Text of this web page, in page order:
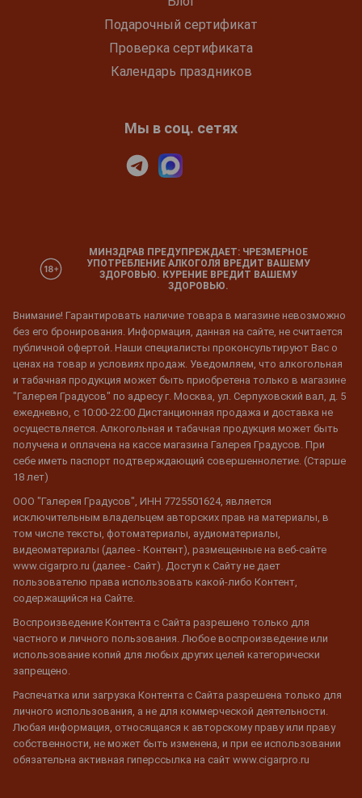
Подарочный сертификат
Проверка сертификата
Календарь праздников
Мы в соц. сетях
МИНЗДРАВ ПРЕДУПРЕЖДАЕТ: ЧРЕЗМЕРНОЕ
УПОТРЕБЛЕНИЕ АЛКОГОЛЯ ВРЕДИТ ВАШЕМУ
ЗДОРОВЬЮ. КУРЕНИЕ ВРЕДИТ ВАШЕМУ
ЗДОРОВЬЮ.
Внимание! Гарантировать наличие товара в магазине невозможно
без его бронирования. Информация, данная на сайте, не считается
публичной офертой. Наши специалисты проконсультируют Вас о
ценах на товар и условиях продаж. Уведомляем, что алкогольная
и табачная продукция может быть приобретена только в магазине
"Галерея Градусов" по адресу г. Москва, ул. Серпуховский вал, д. 5
ежедневно, с 10:00-22:00 Дистанционная продажа и доставка не
осуществляется. Алкогольная и табачная продукция может быть
получена и оплачена на кассе магазина Галерея Градусов. При
себе иметь паспорт подтверждающий совершеннолетие. (Старше
18 лет)
ООО "Галерея Градусов", ИНН 7725501624, является
исключительным владельцем авторских прав на материалы, в
том числе тексты, фотоматериалы, аудиоматериалы,
видеоматериалы (далее - Контент), размещенные на веб-сайте
www.cigarpro.ru (далее - Сайт). Доступ к Сайту не дает
пользователю права использовать какой-либо Контент,
содержащийся на Сайте.
Воспроизведение Контента с Сайта разрешено только для
частного и личного пользования. Любое воспроизведение или
использование копий для любых других целей категорически
запрещено.
Распечатка или загрузка Контента с Сайта разрешена только для
личного использования, а не для коммерческой деятельности.
Любая информация, относящаяся к авторскому праву или праву
собственности, не может быть изменена, и при ее использовании
обязательна активная гиперссылка на сайт www.cigarpro.ru